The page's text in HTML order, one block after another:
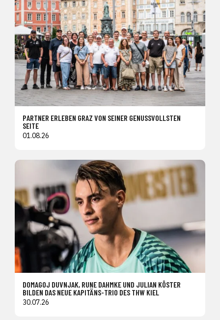
PARTNER ERLEBEN GRAZ VON SEINER GENUSSVOLLSTEN
SEITE
01.08.26
DOMAGOJ DUVNJAK, RUNE DAHMKE UND JULIAN KÖSTER
BILDEN DAS NEUE KAPITÄNS-TRIO DES THW KIEL
30.07.26